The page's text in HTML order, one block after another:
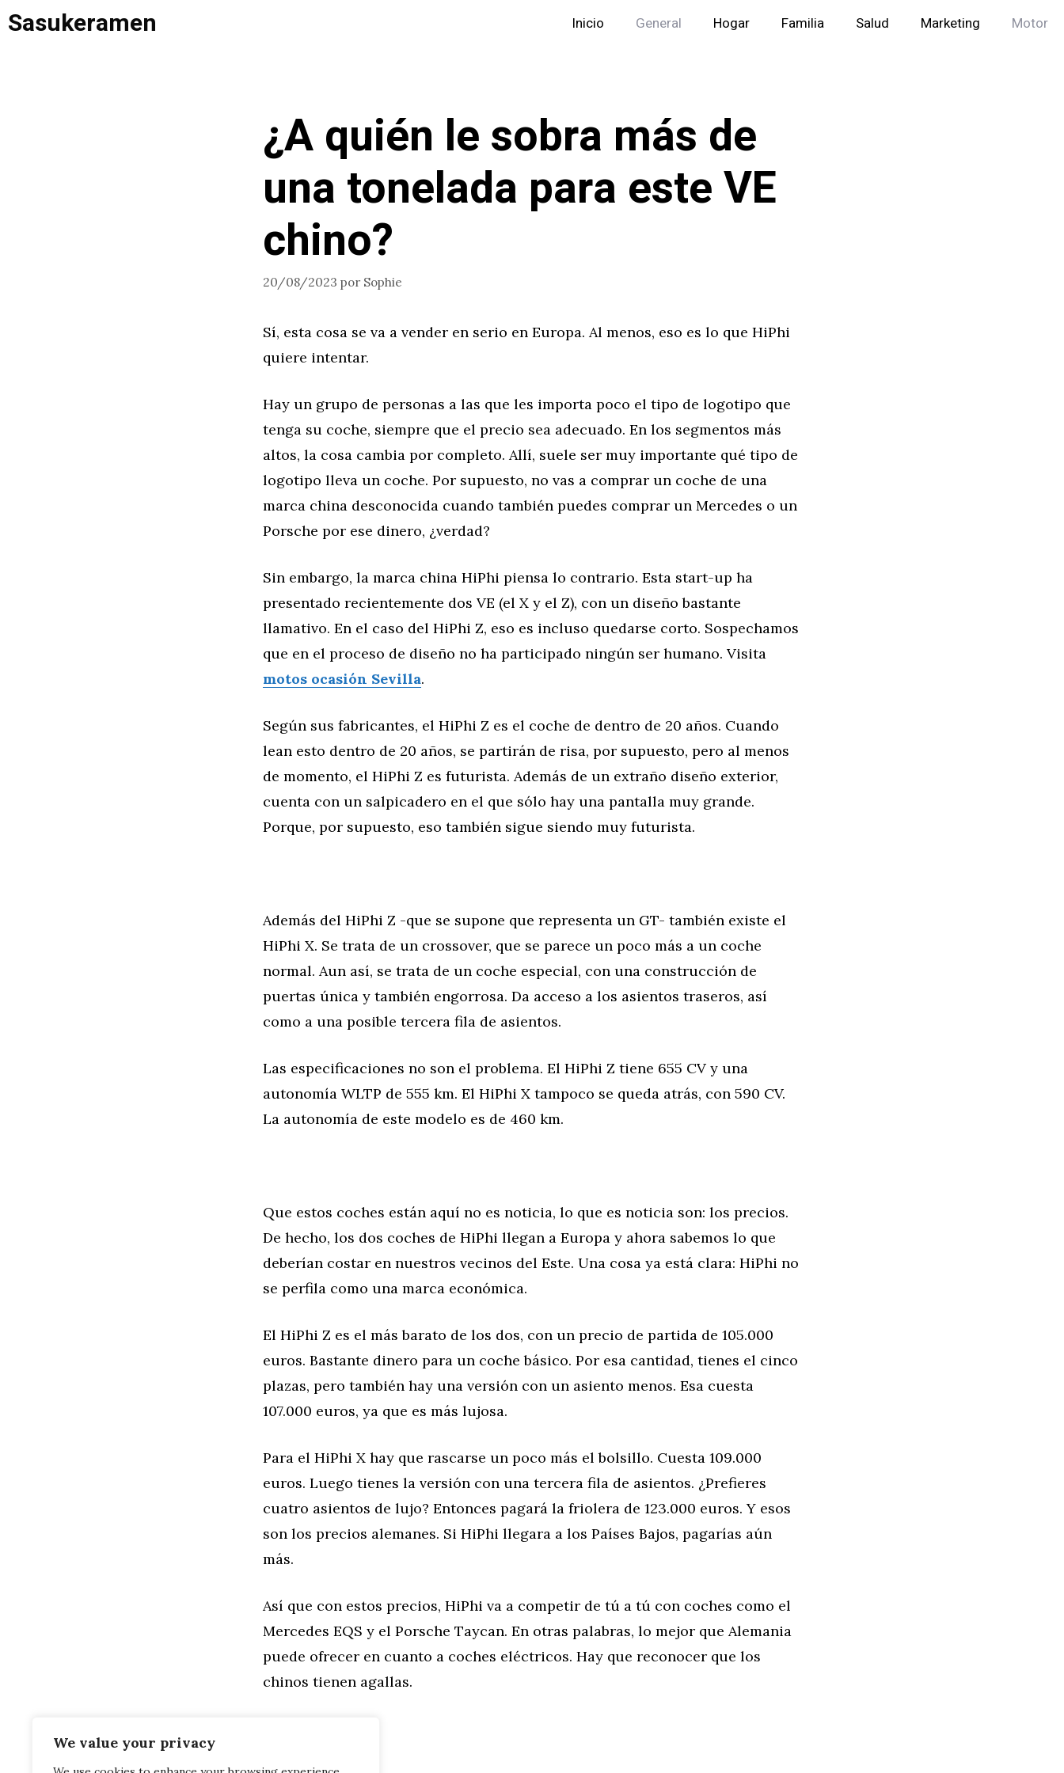
We value your privacy
Saltar
Sasukeramen Inicio General Hogar Familia Salud Marketing Motor
¿A quién le sobra más de
una tonelada para este VE
chino?
20/08/2023 por Sophie
Sí, esta cosa se va a vender en serio en Europa. Al menos, eso es lo que HiPhi
quiere intentar.
Hay un grupo de personas a las que les importa poco el tipo de logotipo que
tenga su coche, siempre que el precio sea adecuado. En los segmentos más
altos, la cosa cambia por completo. Allí, suele ser muy importante qué tipo de
logotipo lleva un coche. Por supuesto, no vas a comprar un coche de una
marca china desconocida cuando también puedes comprar un Mercedes o un
Porsche por ese dinero, ¿verdad?
Sin embargo, la marca china HiPhi piensa lo contrario. Esta start-up ha
presentado recientemente dos VE (el X y el Z), con un diseño bastante
llamativo. En el caso del HiPhi Z, eso es incluso quedarse corto. Sospechamos
que en el proceso de diseño no ha participado ningún ser humano. Visita
motos ocasión Sevilla.
Según sus fabricantes, el HiPhi Z es el coche de dentro de 20 años. Cuando
lean esto dentro de 20 años, se partirán de risa, por supuesto, pero al menos
de momento, el HiPhi Z es futurista. Además de un extraño diseño exterior,
cuenta con un salpicadero en el que sólo hay una pantalla muy grande.
Porque, por supuesto, eso también sigue siendo muy futurista.
Además del HiPhi Z -que se supone que representa un GT- también existe el
HiPhi X. Se trata de un crossover, que se parece un poco más a un coche
normal. Aun así, se trata de un coche especial, con una construcción de
puertas única y también engorrosa. Da acceso a los asientos traseros, así
como a una posible tercera fila de asientos.
Las especificaciones no son el problema. El HiPhi Z tiene 655 CV y una
autonomía WLTP de 555 km. El HiPhi X tampoco se queda atrás, con 590 CV.
La autonomía de este modelo es de 460 km.
Que estos coches están aquí no es noticia, lo que es noticia son: los precios.
De hecho, los dos coches de HiPhi llegan a Europa y ahora sabemos lo que
deberían costar en nuestros vecinos del Este. Una cosa ya está clara: HiPhi no
se perfila como una marca económica.
El HiPhi Z es el más barato de los dos, con un precio de partida de 105.000
euros. Bastante dinero para un coche básico. Por esa cantidad, tienes el cinco
plazas, pero también hay una versión con un asiento menos. Esa cuesta
107.000 euros, ya que es más lujosa.
Para el HiPhi X hay que rascarse un poco más el bolsillo. Cuesta 109.000
euros. Luego tienes la versión con una tercera fila de asientos. ¿Prefieres
cuatro asientos de lujo? Entonces pagará la friolera de 123.000 euros. Y esos
son los precios alemanes. Si HiPhi llegara a los Países Bajos, pagarías aún
más.
Así que con estos precios, HiPhi va a competir de tú a tú con coches como el
Mercedes EQS y el Porsche Taycan. En otras palabras, lo mejor que Alemania
puede ofrecer en cuanto a coches eléctricos. Hay que reconocer que los
chinos tienen agallas.